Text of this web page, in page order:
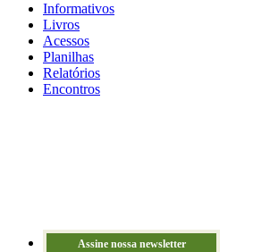
Informativos
Livros
Acessos
Planilhas
Relatórios
Encontros
Assine nossa newsletter